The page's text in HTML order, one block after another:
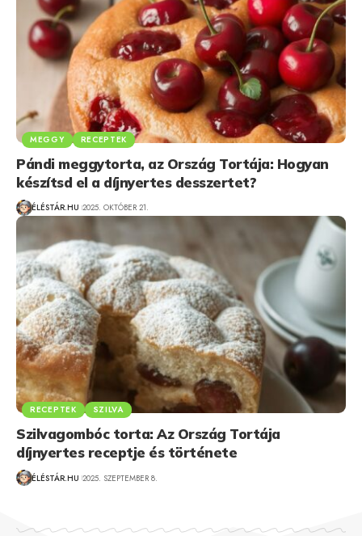
MEGGY RECEPTEK
Pándi meggytorta, az Ország Tortája: Hogyan
készítsd el a díjnyertes desszertet?
ÉLÉSTÁR.HU 2025. OKTÓBER 21.
RECEPTEK SZILVA
Szilvagombóc torta: Az Ország Tortája
díjnyertes receptje és története
ÉLÉSTÁR.HU 2025. SZEPTEMBER 8.